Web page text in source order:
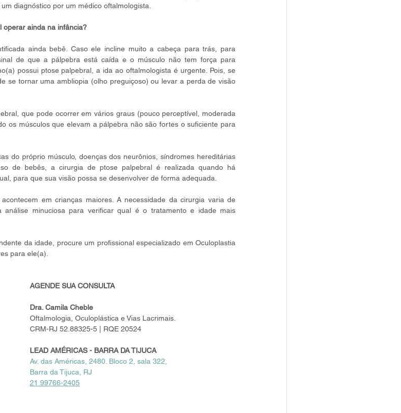
diagnóstico por um médico oftalmologista.
operar ainda na infância?
ainda bebê. Caso ele incline muito a cabeça para trás, para
de que a pálpebra está caída e o músculo não tem força para
possui ptose palpebral, a ida ao oftalmologista é urgente. Pois, se
se tornar uma ambliopia (olho preguiçoso) ou levar a perda de visão
que pode ocorrer em vários graus (pouco perceptível, moderada
os músculos que elevam a pálpebra não são fortes o suficiente para
do próprio músculo, doenças dos neurônios, síndromes hereditárias
de bebês, a cirurgia de ptose palpebral é realizada quando há
para que sua visão possa se desenvolver de forma adequada.
em crianças maiores. A necessidade da cirurgia varia de
análise minuciosa para verificar qual é o tratamento e idade mais
da idade, procure um profissional especializado em Oculoplastia
para ele(a).
AGENDE SUA CONSULTA
Dra. Camila Cheble
Oftalmologia, Oculoplástica e Vias Lacrimais.
CRM-RJ 52.88325-5 | RQE 20524
LEAD AMÉRICAS - BARRA DA TIJUCA
Av. das Américas, 2480. Bloco 2, sala 322,
Barra da Tijuca, RJ
21 99766-2405